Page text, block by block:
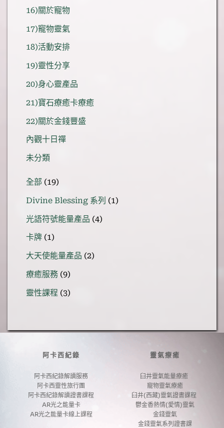
16)關於寵物
17)寵物靈氣
18)活動安排
19)靈性分享
20)身心靈產品
21)寶石療癒卡療癒
22)關於金錢豐盛
內觀十日禪
未分類
全部 1919
產
品
Divine Blessing 系列 11
光語符號能量產品 44
卡牌 11
產
品
大天使能量產品 22
療癒服務 99
產
靈性課程 33
阿卡西紀錄
阿卡西紀錄解讀服務
阿卡西靈性旅行團
阿卡西紀錄解讀證書課程
AR光之能量卡
AR光之能量卡線上課程
靈氣療癒
臼井靈氣能量療癒
寵物靈氣療癒
臼井(西藏)靈氣證書課程
鬱金香熱情(愛情)靈氣
金錢靈氣
金錢靈氣系列證書課